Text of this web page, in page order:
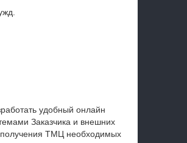
удобный онлайн
Заказчика и внешних
получения ТМЦ необходимых